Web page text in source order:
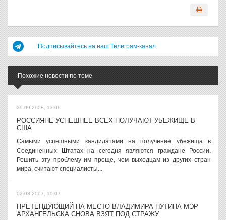
Подписывайтесь на наш Телеграм-канал
Похожие новости по теме
29.09.2008, 13:09
РОССИЯНЕ УСПЕШНЕЕ ВСЕХ ПОЛУЧАЮТ УБЕЖИЩЕ В
США
Самыми успешными кандидатами на получение убежища в
Соединенных Штатах на сегодня являются граждане России.
Решить эту проблему им проще, чем выходцам из других стран
мира, считают специалисты...
02.08.2007, 10:07
ПРЕТЕНДУЮЩИЙ НА МЕСТО ВЛАДИМИРА ПУТИНА МЭР
АРХАНГЕЛЬСКА СНОВА ВЗЯТ ПОД СТРАЖУ